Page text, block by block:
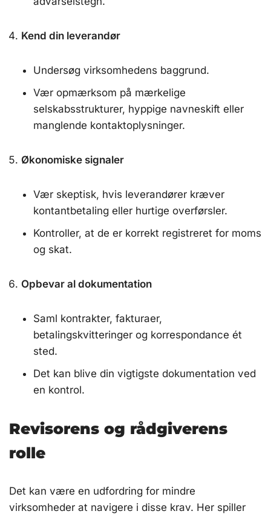
Kend din leverandør
Undersøg virksomhedens baggrund.
Vær opmærksom på mærkelige
selskabsstrukturer, hyppige navneskift eller
manglende kontaktoplysninger.
Økonomiske signaler
Vær skeptisk, hvis leverandører kræver
kontantbetaling eller hurtige overførsler.
Kontroller, at de er korrekt registreret for moms
og skat.
Opbevar al dokumentation
Saml kontrakter, fakturaer,
betalingskvitteringer og korrespondance ét
sted.
Det kan blive din vigtigste dokumentation ved
en kontrol.
Revisorens og rådgiverens
rolle
Det kan være en udfordring for mindre
virksomheder at navigere i disse krav. Her spiller